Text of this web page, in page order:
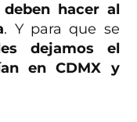
hacer al
. Y para que se
dejamos el
en CDMX y